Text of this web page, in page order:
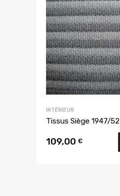
INTÉRIEUR
Tissus Siège 1947/52
109,00 €